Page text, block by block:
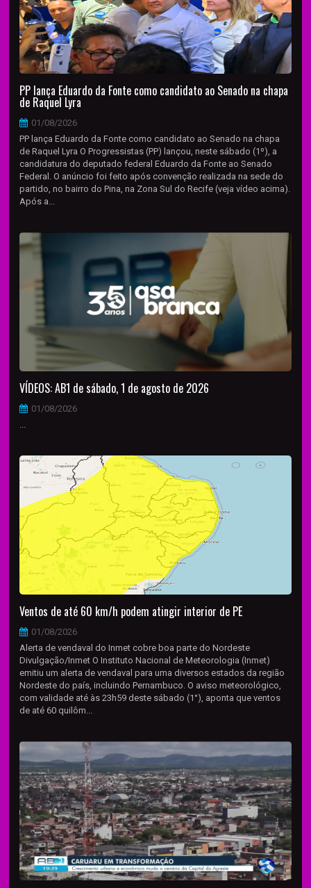
PP lança Eduardo da Fonte como candidato ao Senado na chapa
de Raquel Lyra
01/08/2026
PP lança Eduardo da Fonte como candidato ao Senado na chapa
de Raquel Lyra O Progressistas (PP) lançou, neste sábado (1º), a
candidatura do deputado federal Eduardo da Fonte ao Senado
Federal. O anúncio foi feito após convenção realizada na sede do
partido, no bairro do Pina, na Zona Sul do Recife (veja vídeo acima).
Após a...
VÍDEOS: AB1 de sábado, 1 de agosto de 2026
01/08/2026
...
Ventos de até 60 km/h podem atingir interior de PE
01/08/2026
Alerta de vendaval do Inmet cobre boa parte do Nordeste
Divulgação/Inmet O Instituto Nacional de Meteorologia (Inmet)
emitiu um alerta de vendaval para uma diversos estados da região
Nordeste do país, incluindo Pernambuco. O aviso meteorológico,
com validade até às 23h59 deste sábado (1°), aponta que ventos
de até 60 quilôm...